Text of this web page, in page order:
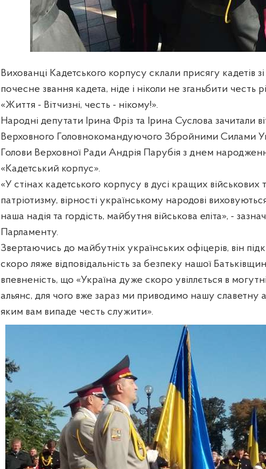
Вихованці Кадетського корпусу склали присягу кадетів
почесне звання кадета, ніде і ніколи не зганьбити честь
«Життя - Вітчизні, честь - нікому!».
Народні депутати Ірина Фріз та Ірина Суслова зачитали
Верховного Головнокомандуючого Збройними Силами
Голови Верховної Ради Андрія Парубія з днем
«Кадетський корпус».
«У стінах кадетського корпусу в дусі кращих військових
патріотизму, вірності українському народові
наша надія та гордість, майбутня військова еліта», -
Парламенту.
Звертаючись до майбутніх українських офіцерів, він
скоро ляже відповідальність за безпеку нашої
впевненість, що «Україна дуже скоро увіллється в
альянс, для чого вже зараз ми приводимо нашу славетну
яким вам випаде честь служити».